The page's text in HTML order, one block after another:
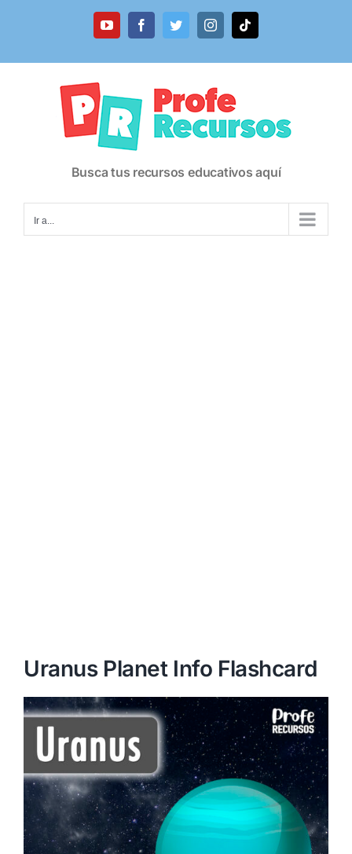
YouTubeFacebookTwitterInstagramTiktok
Busca tus recursos educativos aquí
Ir a...
Uranus Planet Info Flashcard